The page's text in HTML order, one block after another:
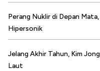
Perang Nuklir di Depan
Hipersonik
Jelang Akhir Tahun, Kim
Laut